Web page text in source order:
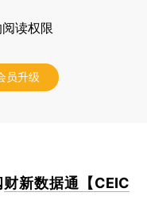
读权限
员升级
财新数据通【CEIC